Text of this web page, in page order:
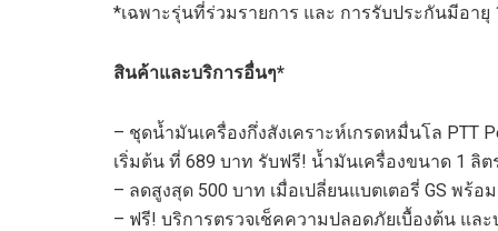
*เฉพาะรุ่นที่ร่วมรายการ และ การรับประกันมีอายุ
สินค้าและบริการอื่นๆ*
– ชุดน้ำมันเครื่องกึ่งสังเคราะห์เกรดหมื่นโล PTT
เริ่มต้น ที่ 689 บาท รับฟรี! น้ำมันเครื่องขนาด 1 ลิต
– ลดสูงสุด 500 บาท เมื่อเปลี่ยนแบตเตอรี่ GS พร้อ
– ฟรี! บริการตรวจเช็คความปลอดภัยเบื้องต้น แล